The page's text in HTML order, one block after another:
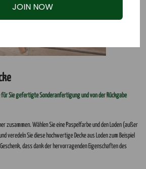
für Sie gefertigte Sonderanfertigung und von der Rückgabe
zusammen. Wählen Sie eine Paspelfarbe und den Loden (außer
veredeln Sie diese hochwertige Decke aus Loden zum Beispiel
dass dank der hervorragenden Eigenschaften des
JOIN NOW